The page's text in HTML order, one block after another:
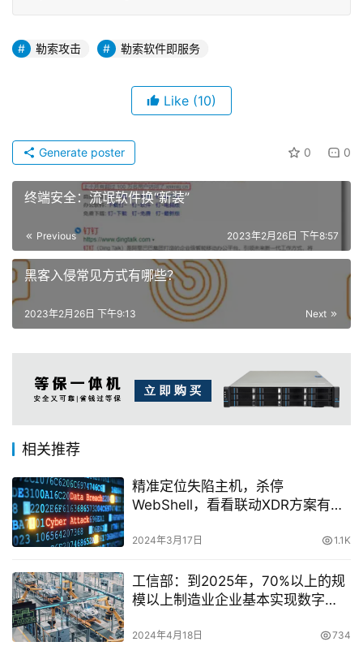
勒索攻击 勒索软件即服务
Like (10)
0 0
Generate poster
终端安全：流氓软件换“新装”
Previous 2023年2月26日 下午8:57
黑客入侵常见方式有哪些？
Next
2023年2月26日 下午9:13
相关推荐
精准定位失陷主机，杀停
WebShell，看看联动XDR方案有多
2024年3月17日 1.1K
工信部：到2025年，70%以上的规
模以上制造业企业基本实现数字
2024年4月18日 734